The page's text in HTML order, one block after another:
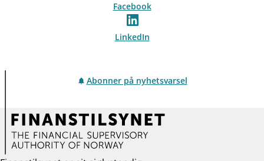
Facebook
LinkedIn
Abonner på nyhetsvarsel